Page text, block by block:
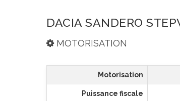
DACIA SANDERO
MOTORISATION
Motorisation
Puissance fiscale